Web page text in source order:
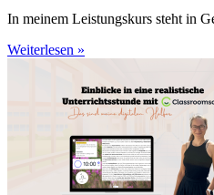
In meinem Leistungskurs steht in
Weiterlesen »